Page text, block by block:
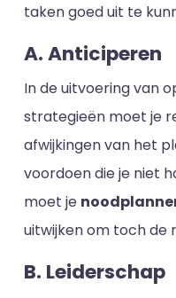
taken goed uit te
A. Anticiperen
In de uitvoering van
strategieën moet je
afwijkingen van het
voordoen die je niet
moet je
uitwijken om toch de
B. Leiderschap